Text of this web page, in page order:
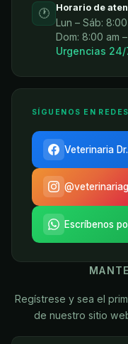
🕐 Horario de
Lun – Sáb:
Dom: 8:00 am
Urgencias 24/
SÍGUENOS EN REDES
Veterinaria
Escríbenos
Regístrese y sea el
de nuestro sitio